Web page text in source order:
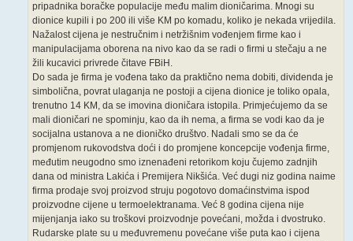
pripadnika boračke populacije među malim dioničarima. Mnogi su
dionice kupili i po 200 ili više KM po komadu, koliko je nekada vrijedila.
Nažalost cijena je nestručnim i netržišnim vođenjem firme kao i
manipulacijama oborena na nivo kao da se radi o firmi u stečaju a ne
žili kucavici privrede čitave FBiH.
Do sada je firma je vođena tako da praktično nema dobiti, dividenda je
simbolična, povrat ulaganja ne postoji a cijena dionice je toliko opala,
trenutno 14 KM, da se imovina dioničara istopila. Primjećujemo da se
mali dioničari ne spominju, kao da ih nema, a firma se vodi kao da je
socijalna ustanova a ne dioničko društvo. Nadali smo se da će
promjenom rukovodstva doći i do promjene koncepcije vođenja firme,
međutim neugodno smo iznenađeni retorikom koju čujemo zadnjih
dana od ministra Lakića i Premijera Nikšića. Već dugi niz godina naime
firma prodaje svoj proizvod struju pogotovo domaćinstvima ispod
proizvodne cijene u termoelektranama. Već 8 godina cijena nije
mijenjanja iako su troškovi proizvodnje povećani, možda i dvostruko.
Rudarske plate su u međuvremenu povećane više puta kao i cijena